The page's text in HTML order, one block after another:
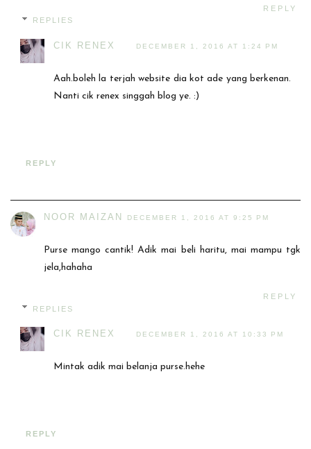
REPLY
REPLIES
CIK RENEX DECEMBER 1, 2016 AT 1:24 PM
Aah.boleh la terjah website dia kot ade yang berkenan.
Nanti cik renex singgah blog ye. :)
REPLY
NOOR MAIZAN DECEMBER 1, 2016 AT 9:25 PM
Purse mango cantik! Adik mai beli haritu, mai mampu tgk
jela,hahaha
REPLY
REPLIES
CIK RENEX DECEMBER 1, 2016 AT 10:33 PM
Mintak adik mai belanja purse.hehe
REPLY